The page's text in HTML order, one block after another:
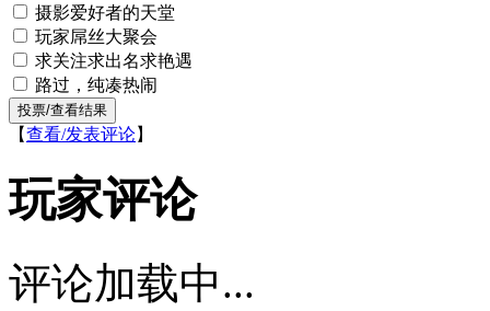
摄影爱好者的天堂
玩家屌丝大聚会
求关注求出名求艳遇
路过，纯凑热闹
【查看/发表评论】
玩家评论
评论加载中...